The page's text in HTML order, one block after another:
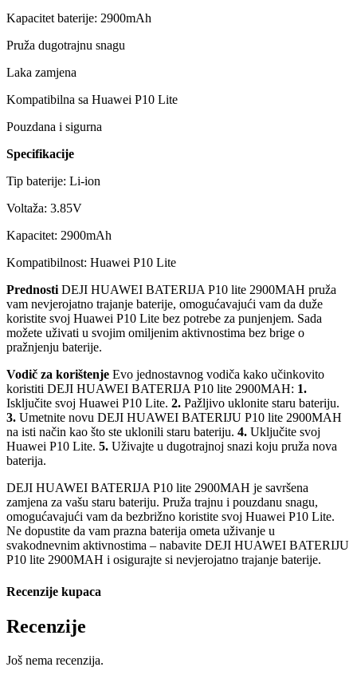
Kapacitet baterije: 2900mAh
Pruža dugotrajnu snagu
Laka zamjena
Kompatibilna sa Huawei P10 Lite
Pouzdana i sigurna
Specifikacije
Tip baterije: Li-ion
Voltaža: 3.85V
Kapacitet: 2900mAh
Kompatibilnost: Huawei P10 Lite
PrednostiDEJI HUAWEI BATERIJA P10 lite 2900MAH pruža
vam nevjerojatno trajanje baterije, omogućavajući vam da duže
koristite svoj Huawei P10 Lite bez potrebe za punjenjem. Sada
možete uživati u svojim omiljenim aktivnostima bez brige o
pražnjenju baterije.
Vodič za korištenje Evo jednostavnog vodiča kako učinkovito
koristiti DEJI HUAWEI BATERIJA P10 lite 2900MAH: 1.
Isključite svoj Huawei P10 Lite. 2. Pažljivo uklonite staru bateriju.
3. Umetnite novu DEJI HUAWEI BATERIJU P10 lite 2900MAH
na isti način kao što ste uklonili staru bateriju. 4. Uključite svoj
Huawei P10 Lite. 5. Uživajte u dugotrajnoj snazi koju pruža nova
baterija.
DEJI HUAWEI BATERIJA P10 lite 2900MAH je savršena
zamjena za vašu staru bateriju. Pruža trajnu i pouzdanu snagu,
omogućavajući vam da bezbrižno koristite svoj Huawei P10 Lite.
Ne dopustite da vam prazna baterija ometa uživanje u
svakodnevnim aktivnostima – nabavite DEJI HUAWEI BATERIJU
P10 lite 2900MAH i osigurajte si nevjerojatno trajanje baterije.
Recenzije kupaca
Recenzije
Još nema recenzija.